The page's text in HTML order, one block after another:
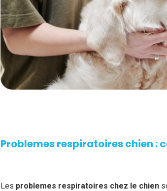
Problemes respiratoires chien :
Les problemes respiratoires chez le chien